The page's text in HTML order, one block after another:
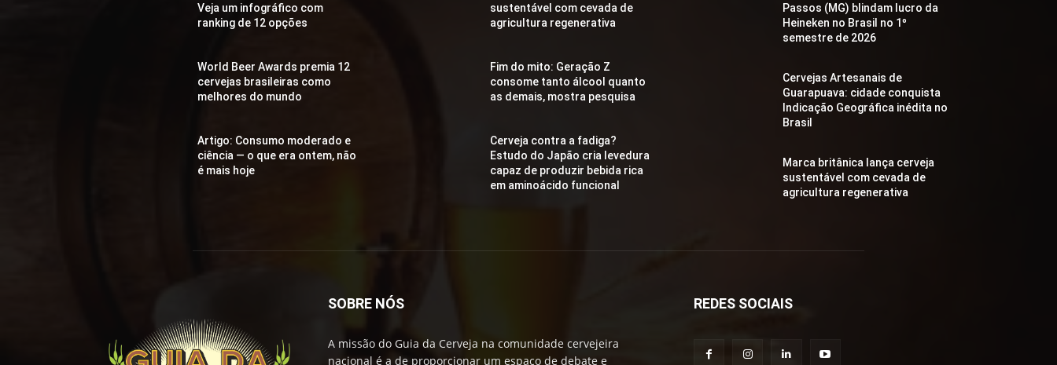
Veja um infográfico com
ranking de 12 opções
World Beer Awards premia 12
cervejas brasileiras como
melhores do mundo
Artigo: Consumo moderado e
ciência — o que era ontem, não
é mais hoje
sustentável com cevada de
agricultura regenerativa
Fim do mito: Geração Z
consome tanto álcool quanto
as demais, mostra pesquisa
Cerveja contra a fadiga?
Estudo do Japão cria levedura
capaz de produzir bebida rica
em aminoácido funcional
Passos (MG) blindam lucro da
Heineken no Brasil no 1º
semestre de 2026
Cervejas Artesanais de
Guarapuava: cidade conquista
Indicação Geográfica inédita no
Brasil
Marca britânica lança cerveja
sustentável com cevada de
agricultura regenerativa
SOBRE NÓS
A missão do Guia da Cerveja na comunidade cervejeira
nacional é a de proporcionar um espaço de debate e
REDES SOCIAIS